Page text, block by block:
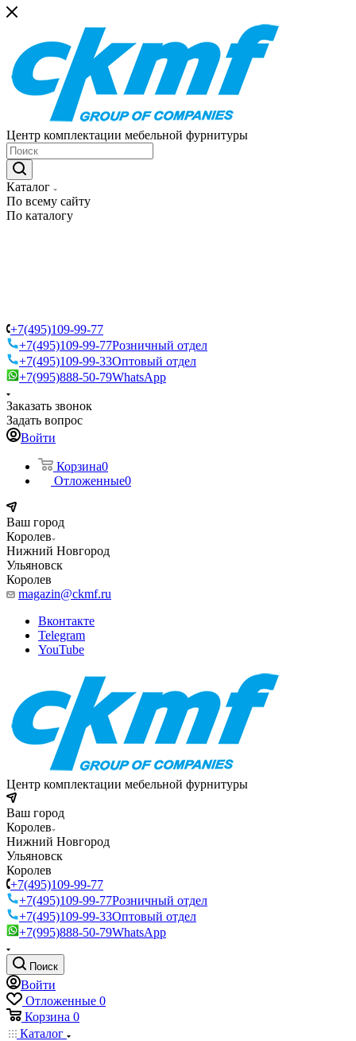
Центр комплектации мебельной фурнитуры
Каталог
По всему сайту
По каталогу
+7(495)109-99-77
+7(495)109-99-77Розничный отдел
+7(495)109-99-33Оптовый отдел
+7(995)888-50-79WhatsApp
Заказать звонок
Задать вопрос
Войти
Корзина0
Отложенные0
Ваш город
Королев
Нижний Новгород
Ульяновск
Королев
magazin@ckmf.ru
Вконтакте
Telegram
YouTube
Центр комплектации мебельной фурнитуры
Ваш город
Королев
Нижний Новгород
Ульяновск
Королев
+7(495)109-99-77
+7(495)109-99-77Розничный отдел
+7(495)109-99-33Оптовый отдел
+7(995)888-50-79WhatsApp
Поиск
Войти
Отложенные 0
Корзина 0
Каталог